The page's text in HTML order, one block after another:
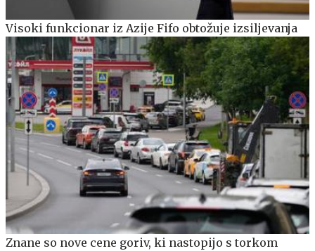
Visoki funkcionar iz Azije Fifo obtožuje izsiljevanja
Znane so nove cene goriv, ki nastopijo s torkom